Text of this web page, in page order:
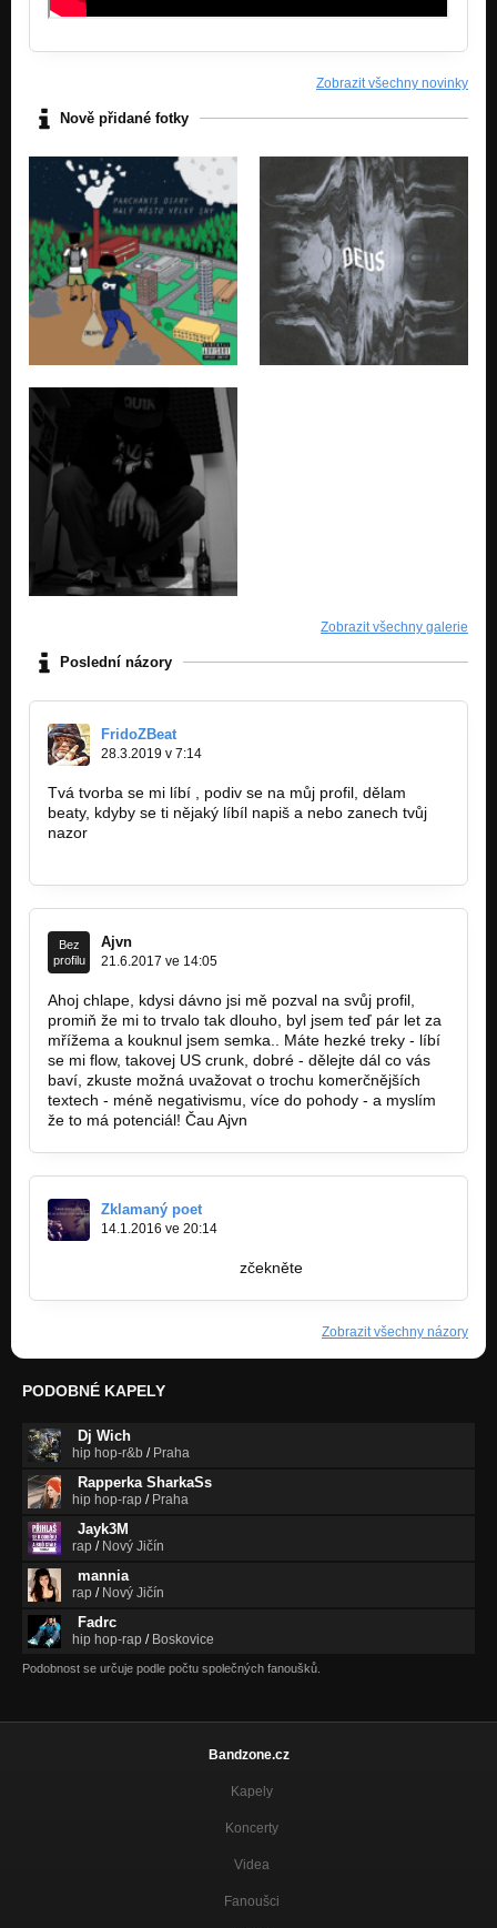
Zobrazit všechny novinky
Nově přidané fotky
Zobrazit všechny galerie
Poslední názory
FridoZBeat
28.3.2019 v 7:14
Tvá tvorba se mi líbí , podiv se na můj profil, dělam
beaty, kdyby se ti nějaký líbíl napiš a nebo zanech tvůj
nazor
Bez
profilu
Ajvn
21.6.2017 ve 14:05
Ahoj chlape, kdysi dávno jsi mě pozval na svůj profil,
promiň že mi to trvalo tak dlouho, byl jsem teď pár let za
mřížema a kouknul jsem semka.. Máte hezké treky - líbí
se mi flow, takovej US crunk, dobré - dělejte dál co vás
baví, zkuste možná uvažovat o trochu komerčnějších
textech - méně negativismu, více do pohody - a myslím
že to má potenciál! Čau Ajvn
Zklamaný poet
14.1.2016 ve 20:14
zčekněte
Zobrazit všechny názory
PODOBNÉ KAPELY
Dj Wich
hip hop-r&b / Praha
Rapperka SharkaSs
hip hop-rap / Praha
Jayk3M
rap / Nový Jičín
mannia
rap / Nový Jičín
Fadrc
hip hop-rap / Boskovice
Podobnost se určuje podle počtu společných fanoušků.
Bandzone.cz
Kapely
Koncerty
Videa
Fanoušci